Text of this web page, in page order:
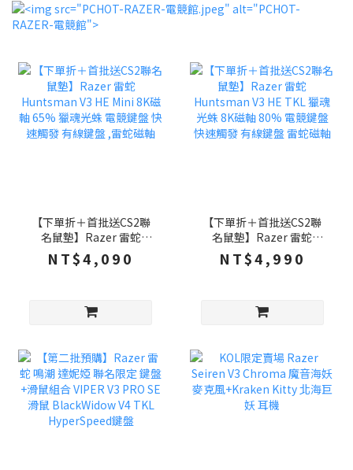
【下單折＋首批送CS2聯
名鼠墊】Razer 雷蛇
Huntsman V3 HE Mini 8K
磁軸 65% 獵魂光蛛 電競
NT$4,090
【下單折＋首批送CS2聯
名鼠墊】Razer 雷蛇
Huntsman V3 HE TKL 獵
魂光蛛 8K磁軸 80% 電競
NT$4,990